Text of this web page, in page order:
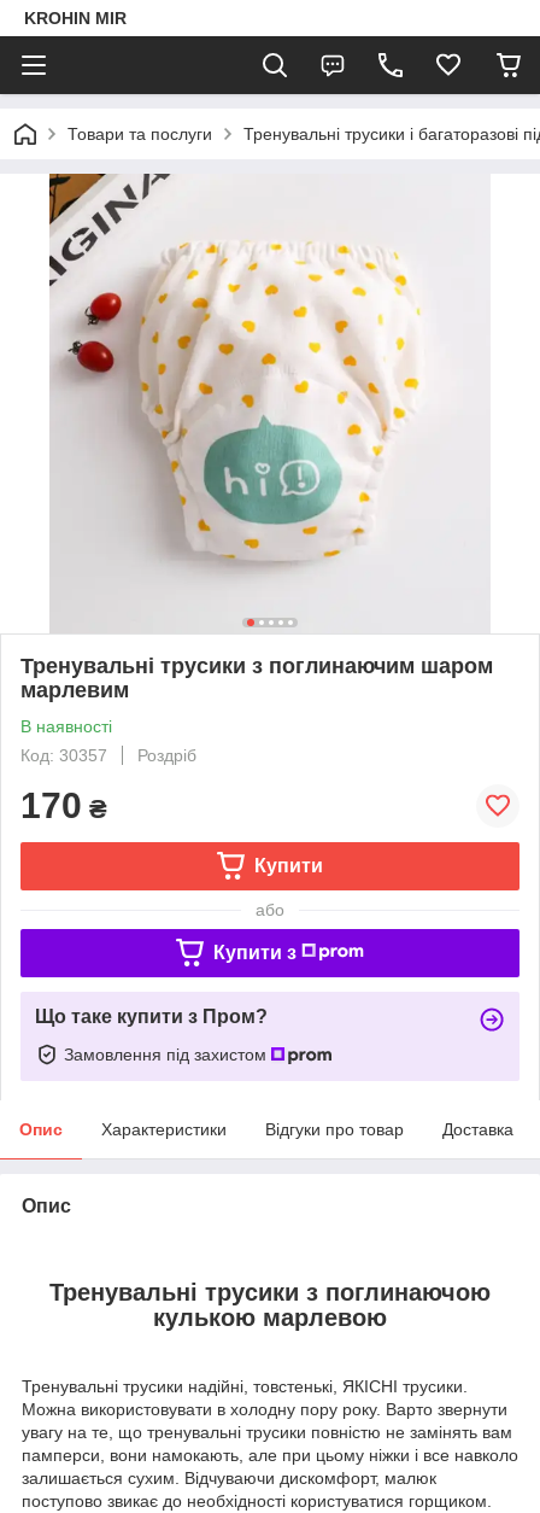
KROHIN MIR
Товари та послуги Тренувальні трусики і багаторазові
Тренувальні трусики з поглинаючим шаром
марлевим
В наявності
Код: 30357
Роздріб
170 ₴
Купити
або
Купити з
Що таке купити з Пром?
Замовлення під захистом
Опис Характеристики Відгуки про товар Доставка
Опис
Тренувальні трусики з поглинаючою
кулькою марлевою
Тренувальні трусики надійні, товстенькі, ЯКІСНІ трусики.
Можна використовувати в холодну пору року. Варто звернути
увагу на те, що тренувальні трусики повністю не замінять вам
памперси, вони намокають, але при цьому ніжки і все навколо
залишається сухим. Відчуваючи дискомфорт, малюк
поступово звикає до необхідності користуватися горщиком.